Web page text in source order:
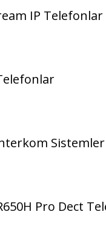
IP Telefonlar
Pro Dect